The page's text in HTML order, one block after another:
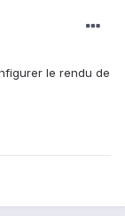
le rendu de